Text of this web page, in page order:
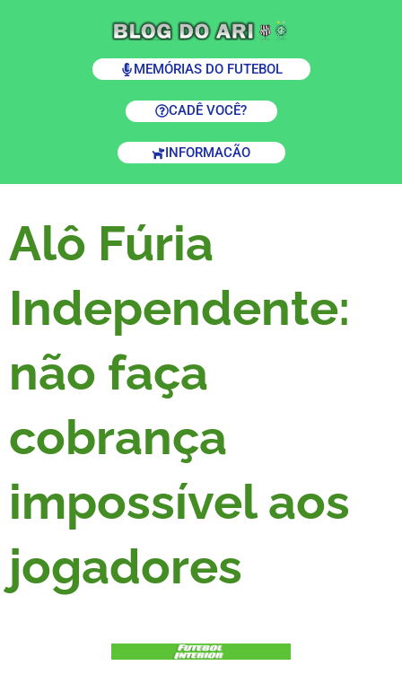
MEMÓRIAS DO FUTEBOL
CADÊ VOCÊ?
INFORMACÃO
Alô Fúria
Independente:
não faça
cobrança
impossível aos
jogadores